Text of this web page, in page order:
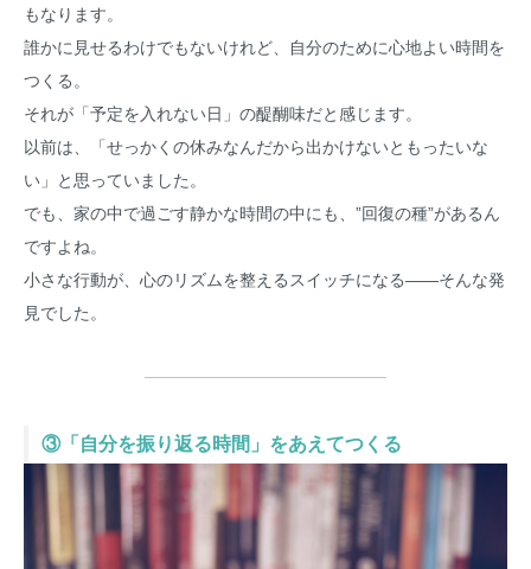
もなります。
誰かに見せるわけでもないけれど、自分のために心地よい時間を
つくる。
それが「予定を入れない日」の醍醐味だと感じます。
以前は、「せっかくの休みなんだから出かけないともったいな
い」と思っていました。
でも、家の中で過ごす静かな時間の中にも、”回復の種”があるん
ですよね。
小さな行動が、心のリズムを整えるスイッチになる――そんな発
見でした。
③「自分を振り返る時間」をあえてつくる